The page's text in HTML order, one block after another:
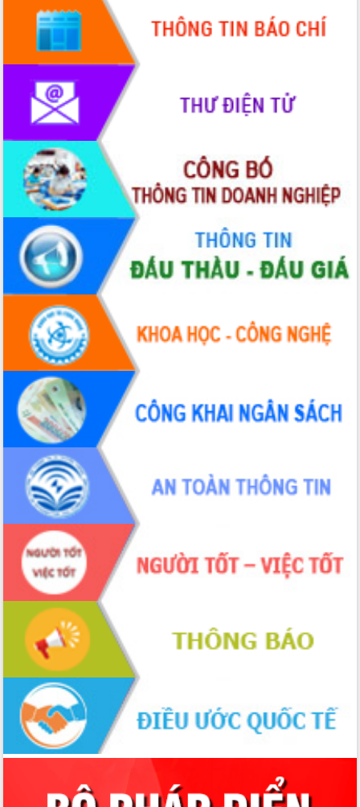
Đắk Lắk nỗ lực thúc đẩy tăng trưởng
kinh tế từ 10% trở lên trong Quý
Đắk Lắk ký kết thỏa thuận hợp tác về
chuyển đổi số giai đoạn 2026 – 2030
với Tập đoàn Bưu chính Viễn thông
Việt Nam
Thứ trưởng Bộ Y tế làm việc với tỉnh
Đắk Lắk về phát triển nhân lực y tế
cho trạm y tế cấp xã
Du lịch Đắk Lắk nâng tầm trải nghiệm
du khách thông qua Hệ thống cơ sở dữ
liệu và Bản đồ số
Tập huấn ứng dụng trí tuệ nhân tạo (AI)
trong thương mại điện tử năm 2026
Đoàn đại biểu Quốc hội tỉnh Đắk Lắk
trao đổi thông tin trước Kỳ họp thứ
nhất, Quốc hội khóa XVI
Quyết liệt cải cách hành chính, khơi
thông nguồn lực phát triển
Nâng cao hiệu lực, hiệu quả HĐND
tỉnh thông qua hiện đại hóa hành chính
Xã Ea Phê gắn cải cách hành chính với
chuyển đổi số
Phó Chủ tịch Thường trực UBND tỉnh
Hồ Thị Nguyên Thảo làm việc tại Trung
tâm Phục vụ hành chính công xã Ea
Phê
Xây dựng nền hành chính số đồng
hành cùng nông dân dân, doanh nghiệp
Giai đoạn 2026-2030, Đắk Lắk phấn
đấu có 77% xã đạt chuẩn nông thôn
mới
Chuyển đổi số 'mở đường' cho nông
nghiệp Đắk Lắk tăng trưởng bứt phá
Triển khai đồng bộ đo đạc, lập hồ sơ
địa chính, hoàn thiện cơ sở dữ liệu đất
Ứng dụng sinh trắc học - Bước tiến
trong hành trình chuyển đổi số tại Đắk
Lắk
Đắk Lắk nâng cao hiệu quả công tác
Đảng từ Sổ tay đảng viên điện tử
nghệ, hướng tới phát triển thủy sản